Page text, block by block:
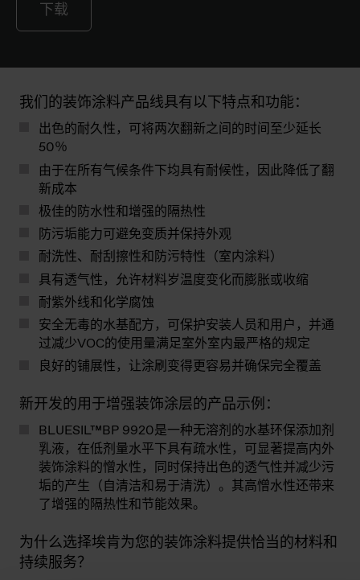
下载
我们的装饰涂料产品线具有以下特点和功能：
出色的耐久性，可将两次翻新之间的时间至少延长
50％
由于在所有气候条件下均具有耐候性，因此降低了翻
新成本
极佳的防水性和增强的隔热性
防污垢能力可避免变质并保持外观
耐洗性、耐刮擦性和防污特性（室内涂料）
具有透气性，允许材料岁温度变化而膨胀或收缩
耐紫外线和化学腐蚀
安全无毒的水基配方，可保护安装人员和用户，并通
过减少VOC的使用量满足室外室内最严格的规定
良好的铺展性，让涂刷变得更容易并确保完全覆盖
新开发的用于增强装饰涂层的产品示例：
BLUESIL™BP 9920是一种无溶剂的水基环保添加剂
乳液，在低剂量水平下具有疏水性，可显著提高内外
装饰涂料的憎水性，同时保持出色的透气性并减少污
垢的产生（自清洁和易于清洗）。其高憎水性还带来
了增强的隔热性和节能效果。
为什么选择埃肯为您的装饰涂料提供恰当的材料和
持续服务？